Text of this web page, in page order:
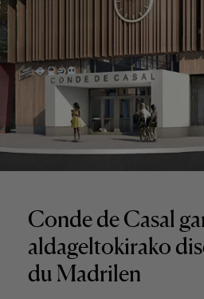
Conde de Casal
aldageltokirako
du Madrilen